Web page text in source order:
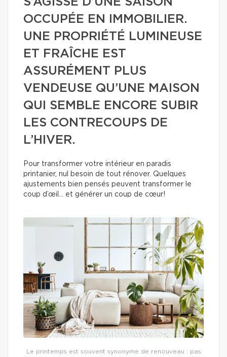
OCCUPÉE EN IMMOBILIER.
UNE PROPRIÉTÉ LUMINEUSE
ET FRAÎCHE EST
ASSURÉMENT PLUS
VENDEUSE QU’UNE MAISON
QUI SEMBLE ENCORE SUBIR
LES CONTRECOUPS DE
L’HIVER.
Pour transformer votre intérieur en paradis
printanier, nul besoin de tout rénover. Quelques
ajustements bien pensés peuvent transformer le
coup d’œil… et générer un coup de cœur!
Le printemps est souvent synonyme de renouveau : pas